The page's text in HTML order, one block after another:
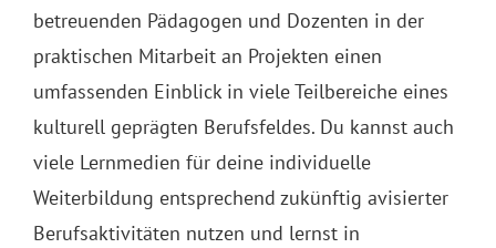
betreuenden Pädagogen und Dozenten in der
praktischen Mitarbeit an Projekten einen
umfassenden Einblick in viele Teilbereiche eines
kulturell geprägten Berufsfeldes. Du kannst auch
viele Lernmedien für deine individuelle
Weiterbildung entsprechend zukünftig avisierter
Berufsaktivitäten nutzen und lernst in